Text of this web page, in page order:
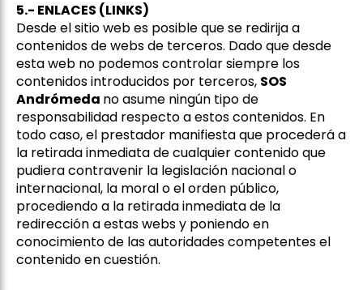
5.- ENLACES (LINKS)
Desde el sitio web es posible que se redirija a
contenidos de webs de terceros. Dado que desde
esta web no podemos controlar siempre los
contenidos introducidos por terceros, SOS
Andrómeda no asume ningún tipo de
responsabilidad respecto a estos contenidos. En
todo caso, el prestador manifiesta que procederá a
la retirada inmediata de cualquier contenido que
pudiera contravenir la legislación nacional o
internacional, la moral o el orden público,
procediendo a la retirada inmediata de la
redirección a estas webs y poniendo en
conocimiento de las autoridades competentes el
contenido en cuestión.